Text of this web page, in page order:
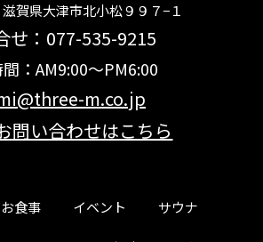
滋賀県大津市北小松９９７−１
せ：077-535-9215
：AM9:00～PM6:00
m.co.jp
問い合わせはこちら
お食事 イベント サウナ